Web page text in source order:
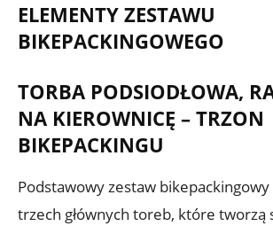
ELEMENTY ZESTAWU
BIKEPACKINGOWEGO
TORBA PODSIODŁOWA,
NA KIEROWNICĘ – TRZON
BIKEPACKINGU
Podstawowy zestaw bikepackingowy
trzech głównych toreb, które tworzą